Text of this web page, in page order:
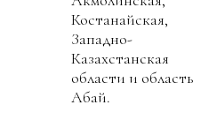
Костанайская,
Западно-
Казахстанская
области и область
Абай.